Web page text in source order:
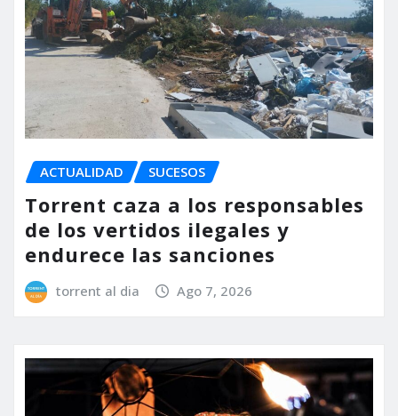
ACTUALIDAD SUCESOS
Torrent caza a los responsables
de los vertidos ilegales y
endurece las sanciones
torrent al dia Ago 7, 2026